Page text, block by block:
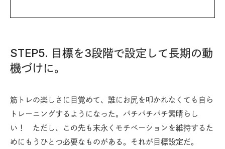
STEP5. 目標を3段階で設定して長期の動
機づけに。
筋トレの楽しさに目覚めて、誰にお尻を叩かれなくても自ら
トレーニングするようになった。パチパチパチ素晴らし
い！ ただし、この先も末永くモチベーションを維持するた
めにもうひとつ必要なものがある。それが目標設定だ。